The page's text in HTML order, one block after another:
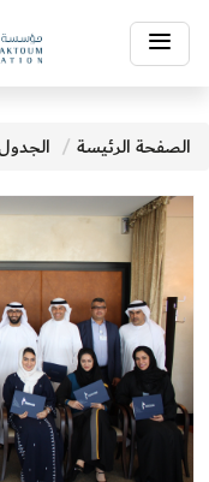
Toggle
navigation
الصفحة الرئيسة